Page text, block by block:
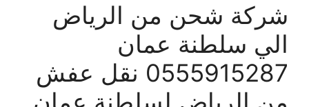
شركة شحن من الرياض
الي سلطنة عمان
0555915287 نقل عفش